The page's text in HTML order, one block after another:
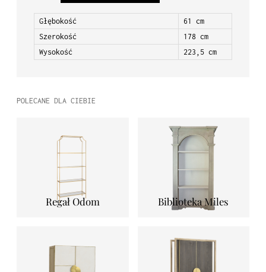
Głębokość
61 cm
Szerokość
178 cm
Wysokość
223,5 cm
POLECANE DLA CIEBIE
Regał Odom Biblioteka Miles